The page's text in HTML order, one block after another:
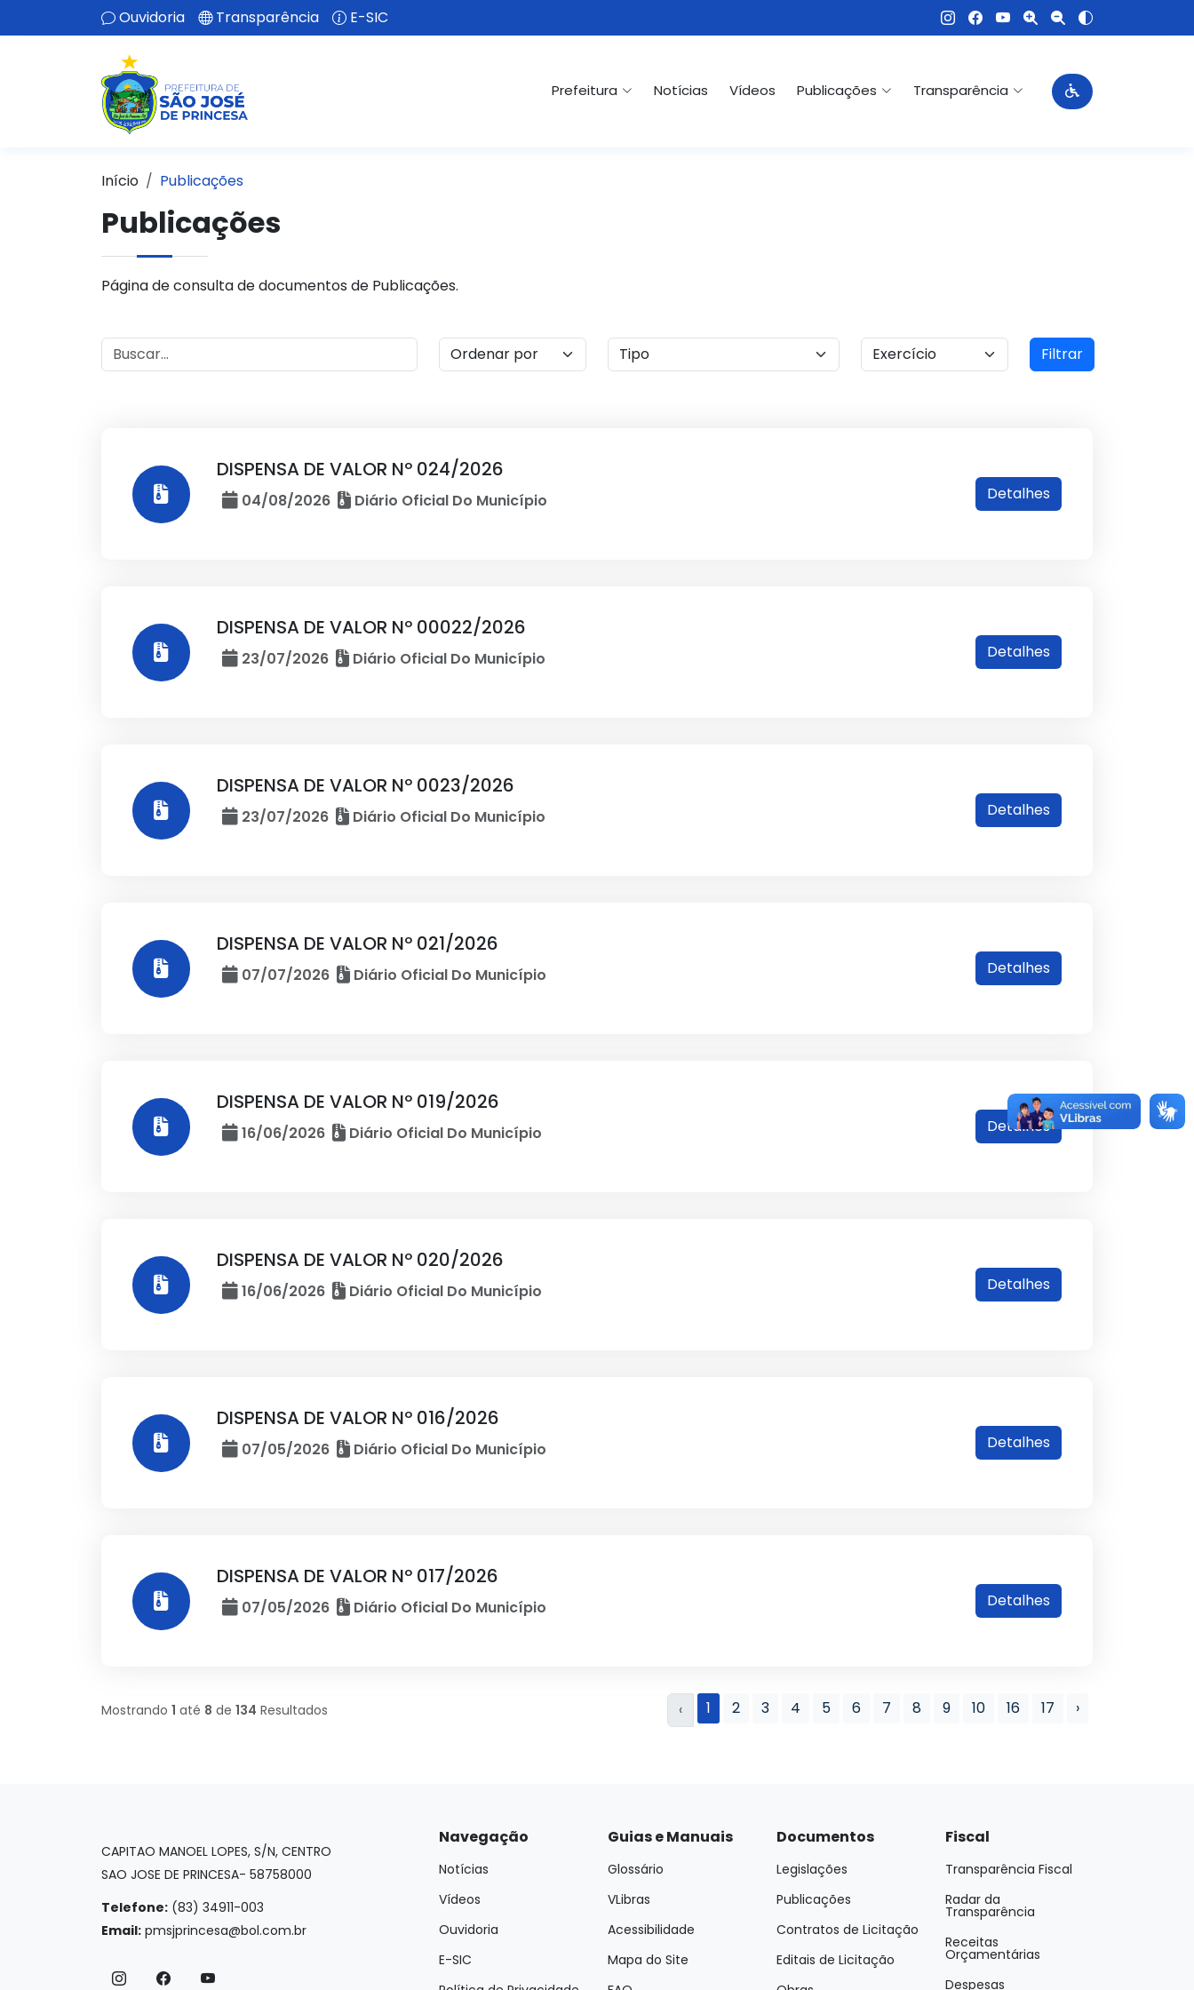
Ouvidoria Transparência E-SIC
Prefeitura Notícias Vídeos Publicações Transparência
Início Publicações
Publicações
Página de consulta de documentos de Publicações.
Filtrar
DISPENSA DE VALOR Nº 024/2026
04/08/2026 Diário Oficial Do Município Detalhes
DISPENSA DE VALOR Nº 00022/2026
23/07/2026 Diário Oficial Do Município Detalhes
DISPENSA DE VALOR Nº 0023/2026
23/07/2026 Diário Oficial Do Município Detalhes
DISPENSA DE VALOR Nº 021/2026
07/07/2026 Diário Oficial Do Município Detalhes
DISPENSA DE VALOR Nº 019/2026
16/06/2026 Diário Oficial Do Município Detalhes
DISPENSA DE VALOR Nº 020/2026
16/06/2026 Diário Oficial Do Município Detalhes
DISPENSA DE VALOR Nº 016/2026
07/05/2026 Diário Oficial Do Município Detalhes
DISPENSA DE VALOR Nº 017/2026
07/05/2026 Diário Oficial Do Município Detalhes
Mostrando 1 até 8 de 134 Resultados ‹ 1 2 3 4 5 6 7 8 9 10 16 17 ›
CAPITAO MANOEL LOPES, S/N, CENTRO
SAO JOSE DE PRINCESA- 58758000
Telefone: (83) 34911-003
Email: pmsjprincesa@bol.com.br
Navegação
Notícias
Vídeos
Ouvidoria
E-SIC
Guias e Manuais
Glossário
VLibras
Acessibilidade
Mapa do Site
Documentos
Legislações
Publicações
Contratos de Licitação
Editais de Licitação
Fiscal
Transparência Fiscal
Radar da
Transparência
Receitas
Orçamentárias
Despesas